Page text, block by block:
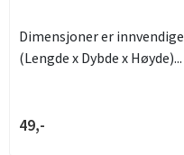
Dimensjoner er innvendige
(Lengde x Dybde x Høyde)...
49,-